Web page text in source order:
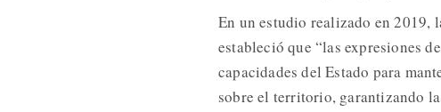
En un estudio realizado en 2019,
estableció que “las expresiones
capacidades del Estado para
sobre el territorio, garantizando